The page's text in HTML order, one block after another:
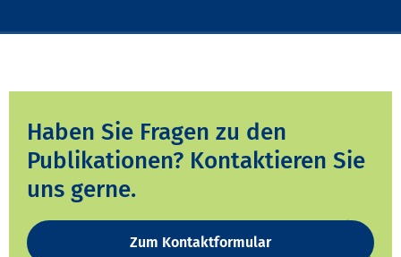
Haben Sie Fragen zu den
Publikationen? Kontaktieren Sie
uns gerne.
Zum Kontaktformular